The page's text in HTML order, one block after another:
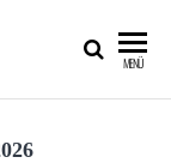
MENÜ